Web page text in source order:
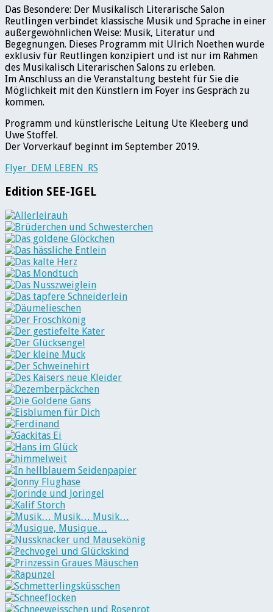
Das Besondere: Der Musikalisch Literarische Salon
Reutlingen verbindet klassische Musik und Sprache in einer
außergewöhnlichen Weise: Musik, Literatur und
Begegnungen. Dieses Programm mit Ulrich Noethen wurde
exklusiv für Reutlingen konzipiert und ist nur im Rahmen
des Musikalisch Literarischen Salons zu erleben.
Im Anschluss an die Veranstaltung besteht für Sie die
Möglichkeit mit den Künstlern im Foyer ins Gespräch zu
kommen.
Programm und künstlerische Leitung Ute Kleeberg und
Uwe Stoffel.
Der Vorverkauf beginnt im September 2019.
Flyer_DEM LEBEN_RS
Edition SEE-IGEL